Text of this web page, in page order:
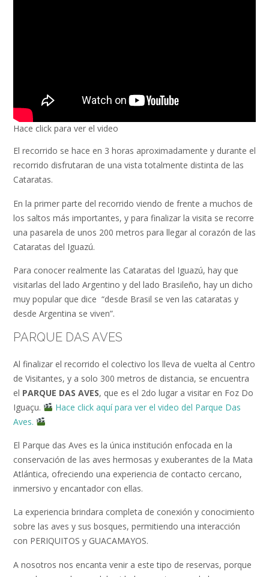
Hace click para ver el video
El recorrido se hace en 3 horas aproximadamente y durante el
recorrido disfrutaran de una vista totalmente distinta de las
Cataratas.
En la primer parte del recorrido viendo de frente a muchos de
los saltos más importantes, y para finalizar la visita se recorre
una pasarela de unos 200 metros para llegar al corazón de las
Cataratas del Iguazú.
Para conocer realmente las Cataratas del Iguazú, hay que
visitarlas del lado Argentino y del lado Brasileño, hay un dicho
muy popular que dice “desde Brasil se ven las cataratas y
desde Argentina se viven”.
PARQUE DAS AVES
Al finalizar el recorrido el colectivo los lleva de vuelta al Centro
de Visitantes, y a solo 300 metros de distancia, se encuentra
el PARQUE DAS AVES, que es el 2do lugar a visitar en Foz Do
Iguaçu.
Hace click aquí para ver el video del Parque Das
Aves.
El Parque das Aves es la única institución enfocada en la
conservación de las aves hermosas y exuberantes de la Mata
Atlántica, ofreciendo una experiencia de contacto cercano,
inmersivo y encantador con ellas.
La experiencia brindara completa de conexión y conocimiento
sobre las aves y sus bosques, permitiendo una interacción
con PERIQUITOS y GUACAMAYOS.
A nosotros nos encanta venir a este tipo de reservas, porque